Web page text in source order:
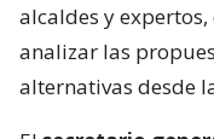
alcaldes y
analizar las
alternativas desde